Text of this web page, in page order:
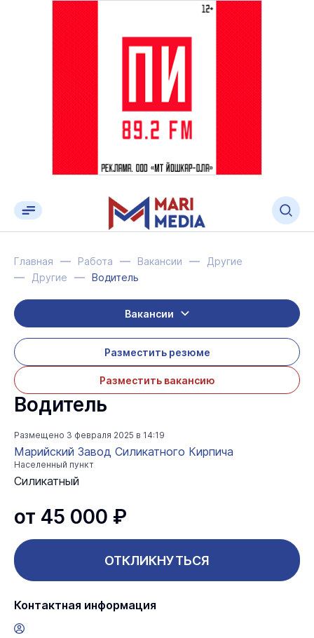
Главная Работа Вакансии
Другие
Другие
Водитель
Разместить резюме
Разместить вакансию
Вакансии
Водитель
Размещено 3 февраля 2025 в 14:19
Марийский Завод Силикатного Кирпича
Населенный пункт
Силикатный
от 45 000 ₽
ОТКЛИКНУТЬСЯ
Контактная информация